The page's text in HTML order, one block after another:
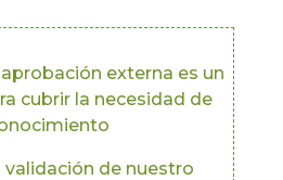
externa es un
cubrir la necesidad de
validación de nuestro